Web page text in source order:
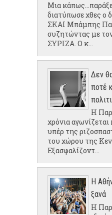
Μια
διατύπωσε χθες ο
ΣΚΑΙ Μπάμπης
συζητώντας με
ΣΥΡΙΖΑ. Ο κ...
Δεν
ποτέ
Η
χρόνια αγωνίζεται
υπέρ της
του χώρου της
Εξασφαλίζοντ...
Η
ξανά
Η